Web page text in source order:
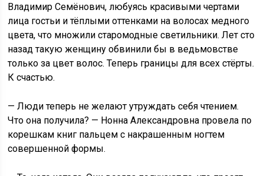
Владимир Семёнович, любуясь красивыми чертами
лица гостьи и тёплыми оттенками на волосах медного
цвета, что множили старомодные светильники. Лет сто
назад такую женщину обвинили бы в ведьмовстве
только за цвет волос. Теперь границы для всех стёрты.
К счастью.
— Люди теперь не желают утруждать себя чтением.
Что она получила? — Нонна Александровна провела по
корешкам книг пальцем с накрашенным ногтем
совершенной формы.